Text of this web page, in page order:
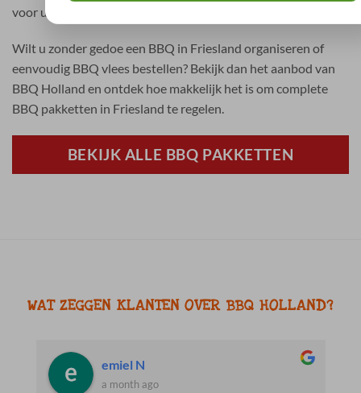
voor u en uw gasten.
Wilt u zonder gedoe een BBQ in Friesland organiseren of
eenvoudig BBQ vlees bestellen? Bekijk dan het aanbod van
BBQ Holland en ontdek hoe makkelijk het is om complete
BBQ pakketten in Friesland te regelen.
BEKIJK ALLE BBQ PAKKETTEN
WAT ZEGGEN KLANTEN OVER BBQ HOLLAND?
Jacob R.
a month ago